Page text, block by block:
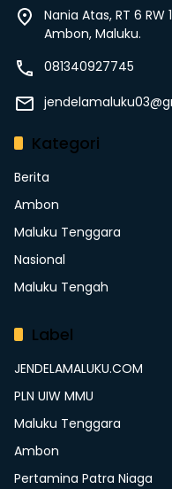
Nania Atas, RT 6
Ambon, Maluku.
081340927745
Kategori
Berita
Ambon
Maluku Tenggara
Nasional
Maluku Tengah
Label
JENDELAMALUKU.COM
PLN UIW MMU
Maluku Tenggara
Ambon
Pertamina Patra Niaga